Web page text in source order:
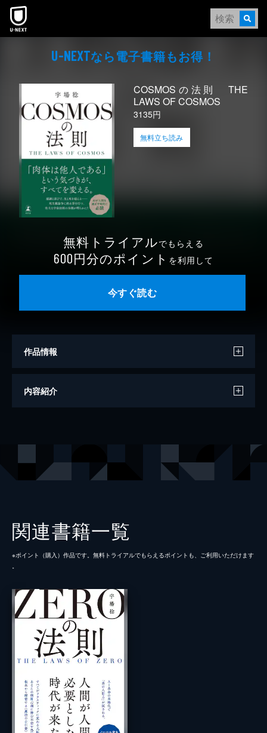
本文へスキップ
U-NEXTなら電⼦書籍もお得！
COSMOSの法則 THE
LAWS OF COSMOS
3135円
無料立ち読み
無料トライアルでもらえる
600円分のポイント を利用して
今すぐ読む
作品情報
著者
内容紹介
関連書籍一覧
※ポイント（購⼊）作品です。無料トライアルでもらえるポイントも、ご利⽤いただけます
。